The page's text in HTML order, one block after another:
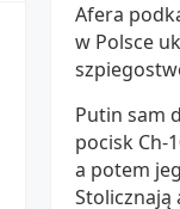
Afera
w Polsce
Putin sam
pocisk Ch-
a potem
Stolicznają